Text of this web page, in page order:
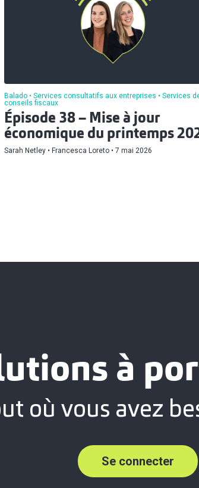
Balado Services consultatifs aux entreprises
Services
conseils fiscaux
Épisode 38 – Mise à jour
économique du printemps
Sarah Netley Francesca Loreto 7 mai 2026
à
où vous avez
Se connecter